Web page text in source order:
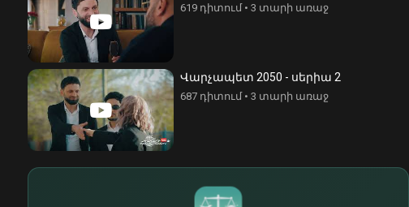
619 դիտում• 3 տարի առաջ
Վարչապետ 2050 - սերիա 2
687 դիտում• 3 տարի առաջ
€
¥